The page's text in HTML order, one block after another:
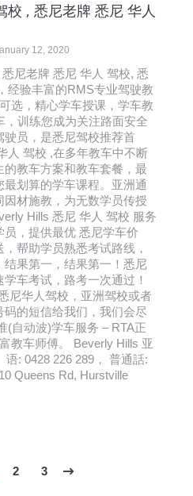
, 悉尼老牌 悉尼 华人
12, 2020
尼老牌 悉尼 华人 驾校, 悉
经验丰富的RMS专业驾驶教
选，精心学车授课，学车教
，训练您成为关注路面安全
员，是悉尼驾校推荐首
人 驾校 ,在多年教车中不断
教车方案和教车套餐，最
划算的学车课程。亚洲通
材施教，为无数学员传授
Hills 悉尼 华人 驾校 服务
，提供最优 悉尼学车价
帮助学员熟悉考试路线，
结果第一，结果第一！悉尼
车考试，路考一次通过！
尼华人驾校，亚洲驾校或者
的短信给我们，我们会尽
(自动波)学车服务 – RTA正
教车师傅。 Beverly Hills 亚
: 0428 226 289， 普通話:
Queens Rd, Hurstville
2 3